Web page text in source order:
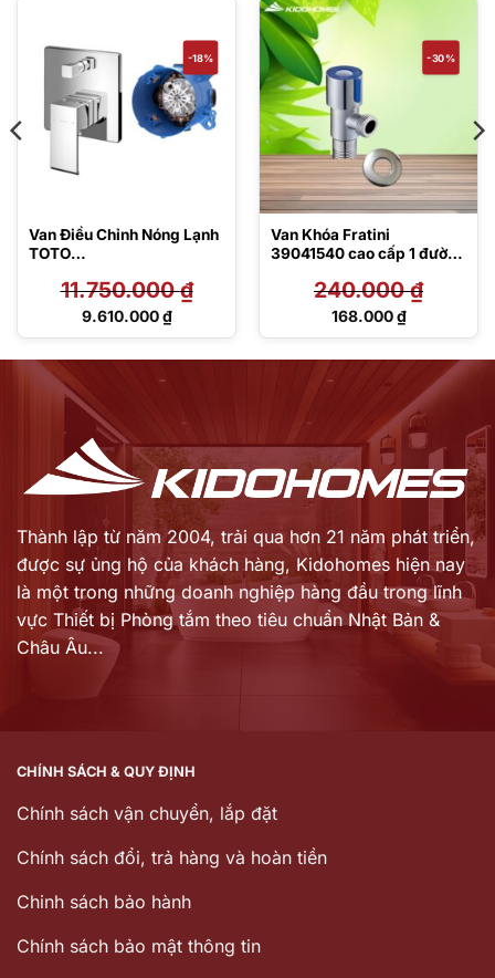
-18%
Van Điều Chỉnh Nóng Lạnh
TOTO
11.750.000₫
Giá
9.610.000₫
Giá
-30%
Van Khóa Fratini
39041540 cao cấp 1 đường
240.000₫
Giá
168.000₫
Giá
168.000 ₫.
Thành lập từ năm 2004, trải qua hơn 21 năm phát triển,
được sự ủng hộ của khách hàng, Kidohomes hiện nay
là một trong những doanh nghiệp hàng đầu trong lĩnh
vực Thiết bị Phòng tắm theo tiêu chuẩn Nhật Bản &
Châu Âu...
CHÍNH SÁCH & QUY ĐỊNH
Chính sách vận chuyển, lắp đặt
Chính sách đổi, trả hàng và hoàn tiền
Chinh sách bảo hành
Chính sách bảo mật thông tin